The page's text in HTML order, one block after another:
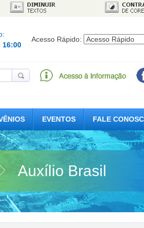
16:00
Acesso Rápido:
EVENTOS FALE
Auxílio Brasil